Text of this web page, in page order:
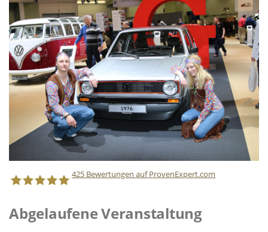
Staff Direct GmbH
425 Bewertungen auf ProvenExpert.com
Abgelaufene Veranstaltung